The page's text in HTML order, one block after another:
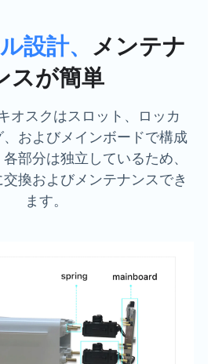
設計、
メンテナ
スが簡単
オスクはスロット、ロッカ
およびメインボードで構成
部分は独立しているため、
換およびメンテナンスでき
ます。